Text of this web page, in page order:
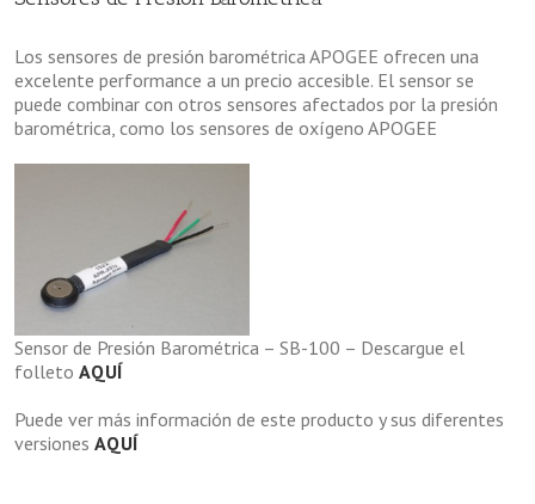
Los sensores de presión barométrica APOGEE ofrecen una
excelente performance a un precio accesible. El sensor se
puede combinar con otros sensores afectados por la presión
barométrica, como los sensores de oxígeno APOGEE
Sensor de Presión Barométrica – SB-100 – Descargue el
folleto AQUÍ
Puede ver más información de este producto y sus diferentes
versiones AQUÍ